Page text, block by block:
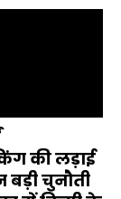
की लड़ाई
चुनौती